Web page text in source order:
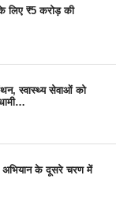
लिए ₹5 करोड़ की
स्वास्थ्य सेवाओं को
अभियान के दूसरे चरण में